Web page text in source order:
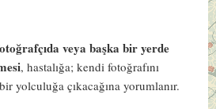
veya başka bir yerde
, hastalığa; kendi fotoğrafını
yolculuğa çıkacağına yorumlanır.